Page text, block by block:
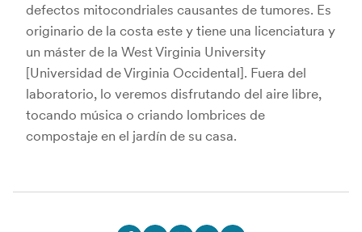
defectos mitocondriales causantes de tumores. Es
originario de la costa este y tiene una licenciatura y
un máster de la West Virginia University
[Universidad de Virginia Occidental]. Fuera del
laboratorio, lo veremos disfrutando del aire libre,
tocando música o criando lombrices de
compostaje en el jardín de su casa.